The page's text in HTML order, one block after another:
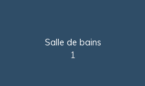
Salle de bains
1